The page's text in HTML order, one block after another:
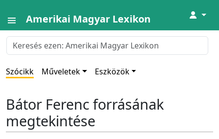
Amerikai Magyar Lexikon ↓
Szócikk Műveletek Eszközök
Bátor Ferenc forrásának
megtekintése